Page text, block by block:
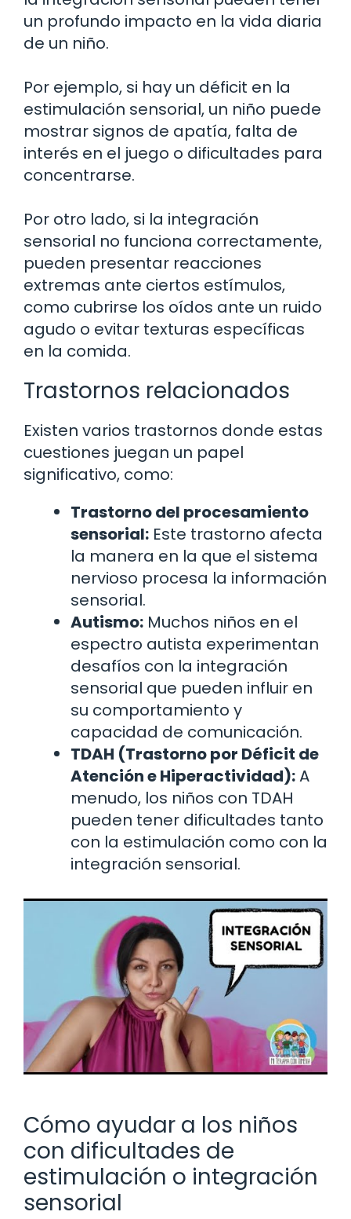
un profundo impacto en la vida diaria
de un niño.
Por ejemplo, si hay un déficit en la
estimulación sensorial, un niño puede
mostrar signos de apatía, falta de
interés en el juego o dificultades para
concentrarse.
Por otro lado, si la integración
sensorial no funciona correctamente,
pueden presentar reacciones
extremas ante ciertos estímulos,
como cubrirse los oídos ante un ruido
agudo o evitar texturas específicas
en la comida.
Trastornos relacionados
Existen varios trastornos donde estas
cuestiones juegan un papel
significativo, como:
Trastorno del procesamiento
sensorial: Este trastorno afecta
la manera en la que el sistema
nervioso procesa la información
sensorial.
Autismo: Muchos niños en el
espectro autista experimentan
desafíos con la integración
sensorial que pueden influir en
su comportamiento y
capacidad de comunicación.
TDAH (Trastorno por Déficit de
Atención e Hiperactividad):A
menudo, los niños con TDAH
pueden tener dificultades tanto
con la estimulación como con la
integración sensorial.
Cómo ayudar a los niños
con dificultades de
estimulación o integración
sensorial